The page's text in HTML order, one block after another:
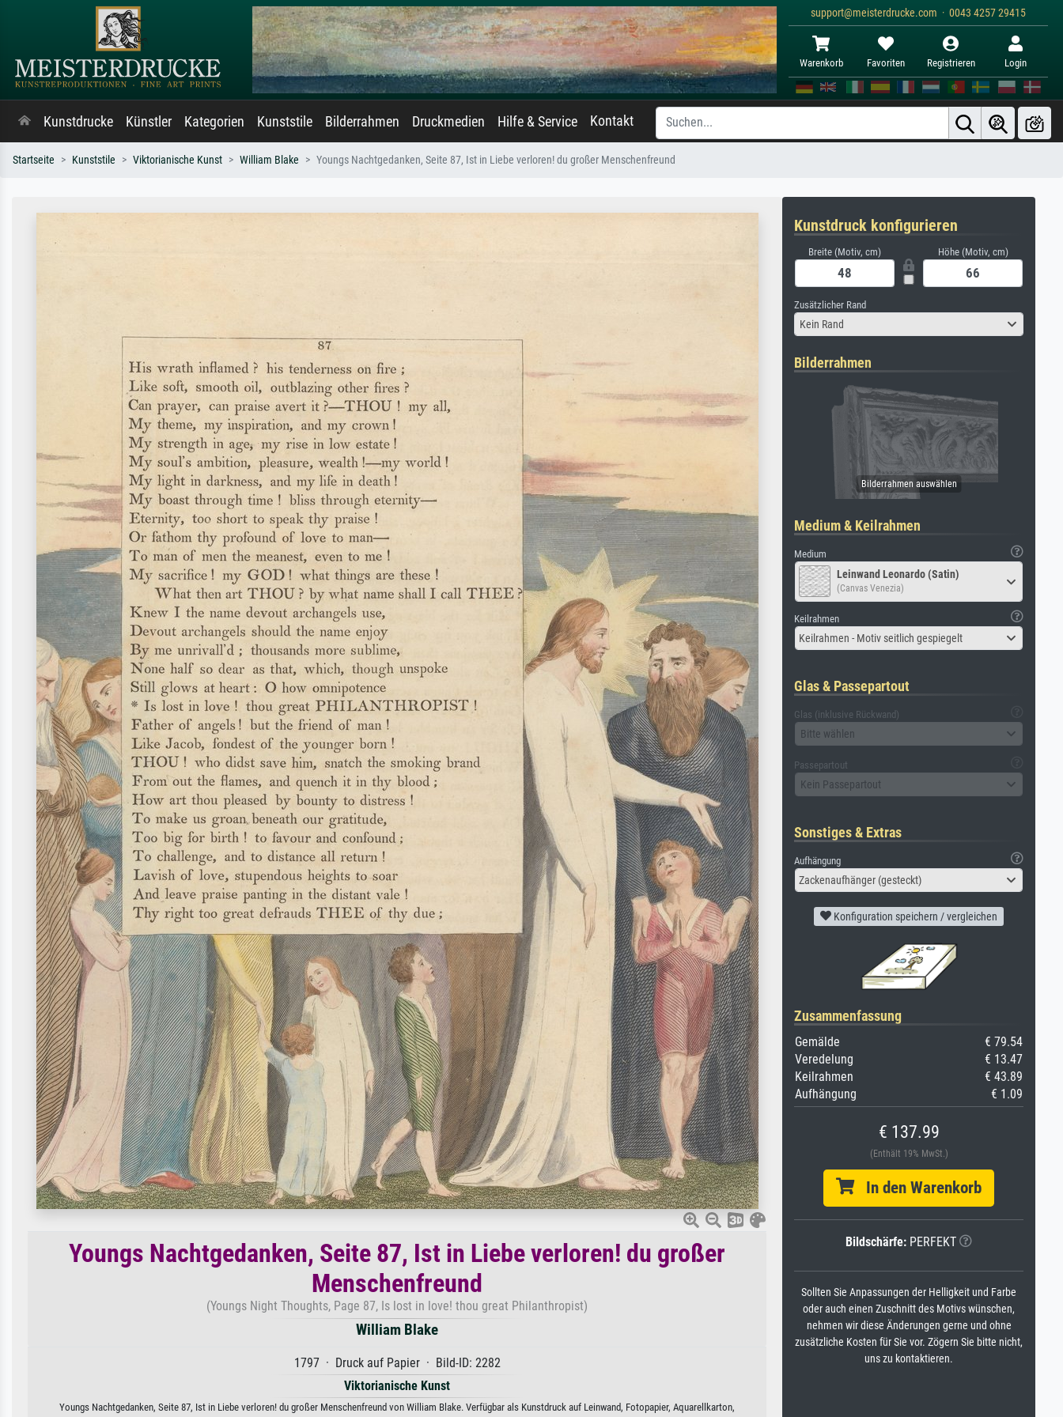
support@meisterdrucke.com · 0043 4257 29415
Warenkorb Favoriten Registrieren Login
Kunstdrucke Künstler Kategorien Kunststile Bilderrahmen Druckmedien Hilfe & Service Kontakt
Startseite Kunststile Viktorianische Kunst William Blake Youngs Nachtgedanken, Seite 87, Ist in Liebe verloren! du großer Menschenfreund
Youngs Nachtgedanken, Seite 87, Ist in Liebe verloren! du großer
Menschenfreund
(Youngs Night Thoughts, Page 87, Is lost in love! thou great Philanthropist)
William Blake
1797 · Druck auf Papier · Bild-ID: 2282
Viktorianische Kunst
Youngs Nachtgedanken, Seite 87, Ist in Liebe verloren! du großer Menschenfreund von William Blake. Verfügbar als Kunstdruck auf Leinwand, Fotopapier, Aquarellkarton,
Kunstdruck konfigurieren
Breite (Motiv, cm) Höhe (Motiv, cm)
Zusätzlicher Rand
Kein Rand
Bilderrahmen
Medium & Keilrahmen
Medium
Leinwand Leonardo (Satin)
(Canvas Venezia)
Keilrahmen
Keilrahmen - Motiv seitlich gespiegelt
Glas & Passepartout
Glas (inklusive Rückwand)
Bitte wählen
Passepartout
Kein Passepartout
Sonstiges & Extras
Aufhängung
Zackenaufhänger (gesteckt)
Konfiguration speichern / vergleichen
Zusammenfassung
Gemälde
€ 79.54
Veredelung
€ 13.47
Keilrahmen
€ 43.89
Aufhängung
€ 1.09
€ 137.99
(Enthält 19% MwSt.)
In den Warenkorb
Bildschärfe: PERFEKT
Sollten Sie Anpassungen der Helligkeit und Farbe
oder auch einen Zuschnitt des Motivs wünschen,
nehmen wir diese Änderungen gerne und ohne
zusätzliche Kosten für Sie vor. Zögern Sie bitte nicht,
uns zu kontaktieren.